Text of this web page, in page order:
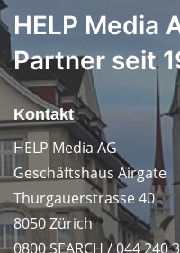
HELP Media
Partner seit
Kontakt
HELP Media AG
Geschäftshaus Airgate
Thurgauerstrasse 40
8050 Zürich
0800 SEARCH / 044 240